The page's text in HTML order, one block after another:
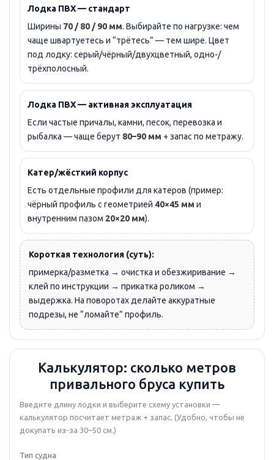
Лодка ПВХ — стандарт
Ширины 70 / 80 / 90 мм. Выбирайте по нагрузке: чем
чаще швартуетесь и “трётесь” — тем шире. Цвет
под лодку: серый/чёрный/двухцветный, одно-/
трёхполосный.
Лодка ПВХ — активная эксплуатация
Если частые причалы, камни, песок, перевозка и
рыбалка — чаще берут 80–90 мм + запас по метражу.
Катер/жёсткий корпус
Есть отдельные профили для катеров (пример:
чёрный профиль с геометрией 40×45 мм и
внутренним пазом 20×20 мм).
Короткая технология (суть):
примерка/разметка → очистка и обезжиривание →
клей по инструкции → прикатка роликом →
выдержка. На поворотах делайте аккуратные
подрезы, не “ломайте” профиль.
Калькулятор: сколько метров
привального бруса купить
Введите длину лодки и выберите схему установки —
калькулятор посчитает метраж + запас. (Удобно, чтобы не
докупать из-за 30–50 см.)
Тип судна